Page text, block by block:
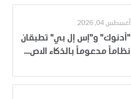
أغسطس 04, 2026
"أدنوك" و"إس إل بي" تطبقان
نظاماً مدعوماً بالذكاء الاص...